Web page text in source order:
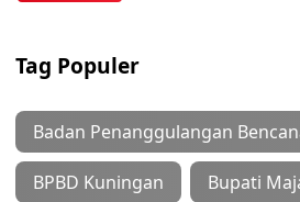
Tag Populer
Badan Penanggulangan
BPBD Kuningan Bupati